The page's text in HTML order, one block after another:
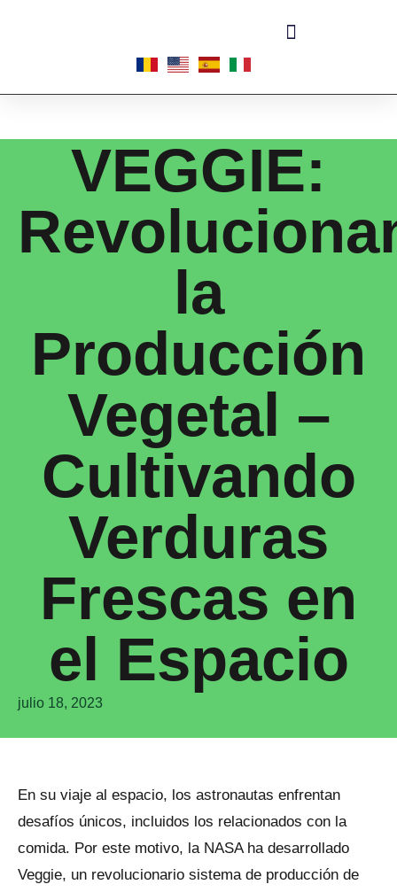
VEGGIE:
la
Producción
Vegetal –
Cultivando
Verduras
Frescas en
el Espacio
julio 18, 2023
En su viaje al espacio, los astronautas enfrentan
desafíos únicos, incluidos los relacionados con la
comida. Por este motivo, la NASA ha desarrollado
Veggie, un revolucionario sistema de producción de